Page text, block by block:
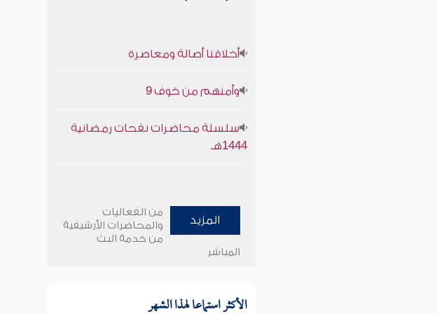
أخلاقنا أصالة ومعاصرة
وأمنهم من خوف 9
سلسلة محاضرات نفحات رمضانية
1444هـ
المزيد
من الفعاليات
والمحاضرات الأرشيفية
من خدمة البث
المباشر
الأكثر استماعا لهذا الشهر